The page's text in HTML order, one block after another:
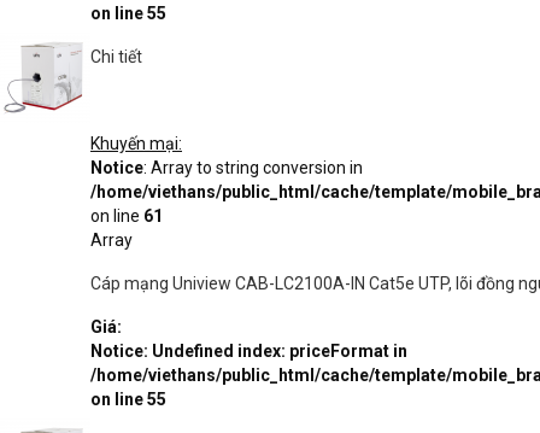
on line55
Chi tiết
Khuyến mại:
Notice: Array to string conversion in
/home/viethans/public_html/cache/template/
on line 61
Array
Cáp mạng Uniview CAB-LC2100A-IN Cat5e UTP, lõi đồng
Giá:
Notice: Undefined index: priceFormat in
/home/viethans/public_html/cache/template/
on line55